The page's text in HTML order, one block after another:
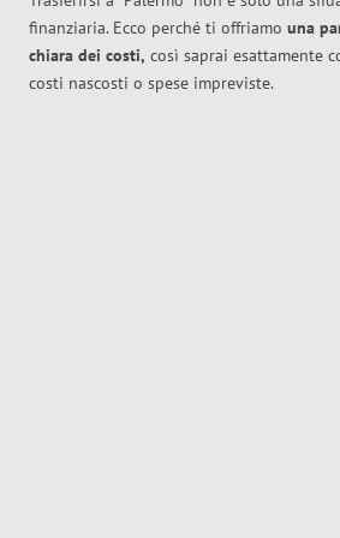
finanziaria. Ecco perché ti offriamo una
chiara dei costi, così saprai esattamente
costi nascosti o spese impreviste.